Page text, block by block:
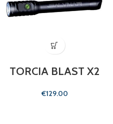
TORCIA BLAST X2
€